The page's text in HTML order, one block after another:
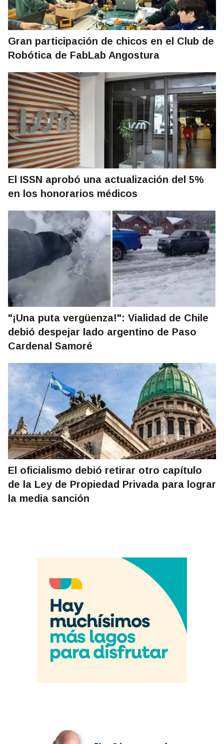
Gran participación de chicos en el Club de
Robótica de FabLab Angostura
El ISSN aprobó una actualización del 5%
en los honorarios médicos
"¡Una puta vergüenza!": Vialidad de Chile
debió despejar lado argentino de Paso
Cardenal Samoré
El oficialismo debió retirar otro capítulo
de la Ley de Propiedad Privada para lograr
la media sanción